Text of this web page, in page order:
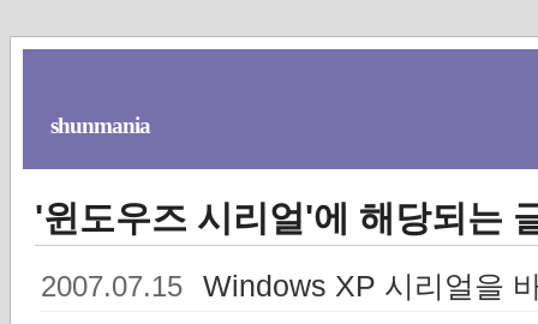
shunmania
'윈도우즈 시리얼'에 해당되는
2007.07.15 Windows XP 시리얼을